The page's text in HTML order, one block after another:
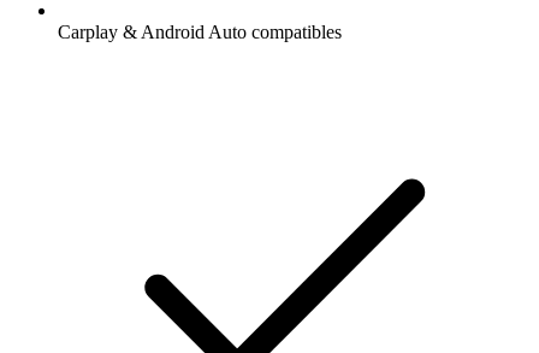
Carplay & Android Auto compatibles